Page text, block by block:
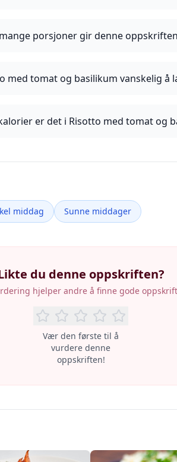
porsjoner gir denne
med tomat og basilikum vanskelig å
er det i Risotto med tomat og
middag Sunne middager
du denne oppskriften?
hjelper andre å finne gode
Vær den første til å
vurdere denne
oppskriften!